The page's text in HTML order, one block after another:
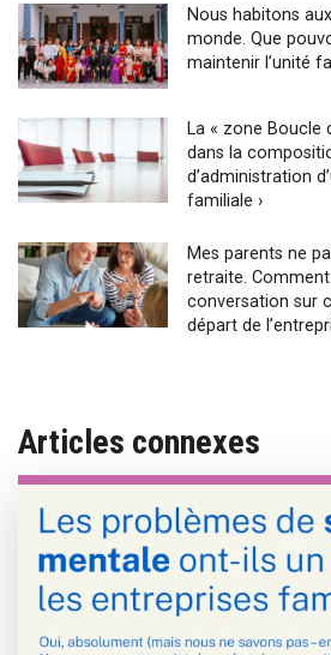
Nous habitons
monde. Que
maintenir l’unité
La « zone Boucle
dans la
d’administration
familiale ›
Mes parents ne
retraite.
conversation sur
départ de
Articles connexes